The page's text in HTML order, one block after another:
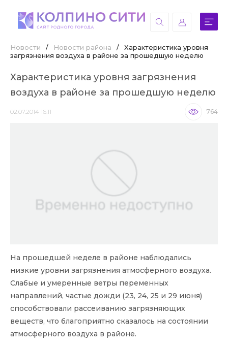
Новости / Новости района /
Характеристика уровня
загрязнения воздуха в районе за прошедшую неделю
Характеристика уровня загрязнения
воздуха в районе за прошедшую неделю
02.07.2014 16:11 764
На прошедшей неделе в районе наблюдались
низкие уровни загрязнения атмосферного воздуха.
Слабые и умеренные ветры переменных
направлений, частые дожди (23, 24, 25 и 29 июня)
способствовали рассеиванию загрязняющих
веществ, что благоприятно сказалось на состоянии
атмосферного воздуха в районе.